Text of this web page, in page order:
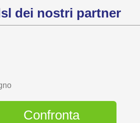
dei nostri partner
Confronta